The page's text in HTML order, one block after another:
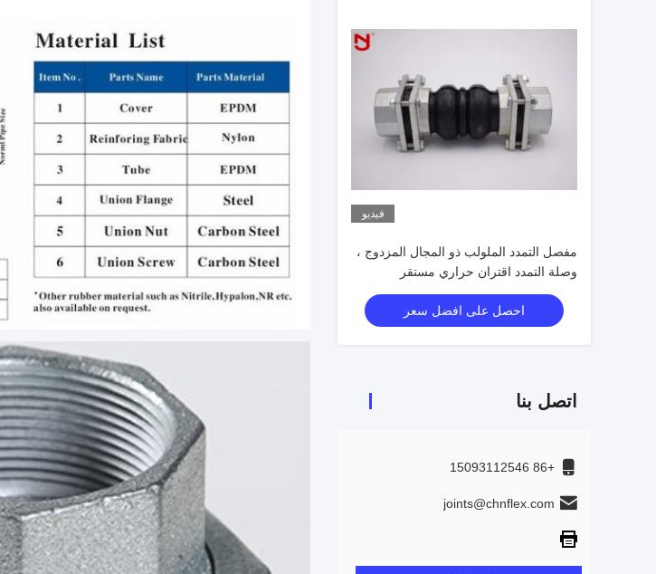
فيديو
مفصل التمدد الملولب ذو المجال المزدوج ،
وصلة التمدد اقتران حراري مستقر
احصل على افضل سعر
اتصل بنا
+86 15093112546
joints@chnflex.com